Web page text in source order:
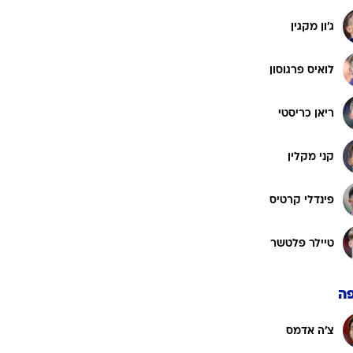
ג'ון מקגין
לואיס פרגוסון
ריאן כריסטי
קני מקלין
פינדלי קרטיס
טיילר פלטשר
צ'ה אדמס